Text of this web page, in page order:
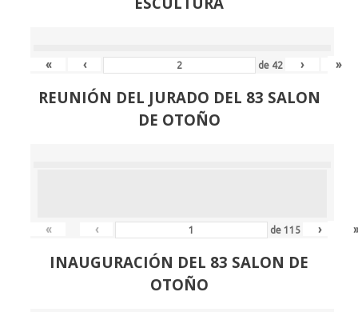
« ‹ de 42 › »
REUNIÓN DEL JURADO DEL 83 SALON
DE OTOÑO
« ‹ de115 ›
INAUGURACIÓN DEL 83 SALON DE
OTOÑO